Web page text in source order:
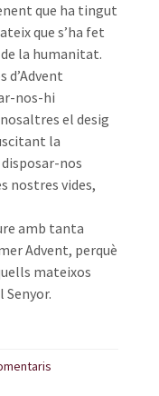
que ha tingut
que s’ha fet
la humanitat.
d’Advent
nos-hi
el desig
la
nos
nostres vides,
amb tanta
Advent, perquè
mateixos